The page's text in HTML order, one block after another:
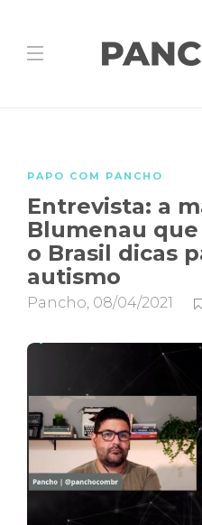
PAPO COM PANCHO
Entrevista: a
Blumenau
o Brasil dicas
autismo
Pancho, 08/04/2021